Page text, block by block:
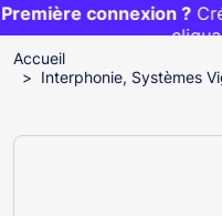
Première commande
et livraison 24/48h
connexion ?
EXCLU WEB :
Accueil
Interphonie, Systèmes